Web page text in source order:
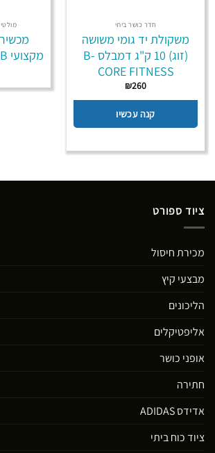
חדר כושר ביתי
משקולת יד גומי משושה
(זוג) 10 ק"ג דמבלס B-
CORE FITNESS
₪260
קנה עכשיו
מקצועי B-CORE TO-301B
ציוד ספורט
מכירת חיסול
מבצעי קיץ
הליכונים
אליפטיקלים
אופני כושר
חתירה
אדידס ADIDAS
ציוד כוח ביתי